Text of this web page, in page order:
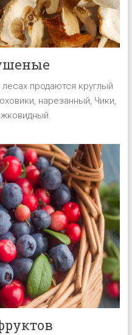
продаются круглый
нарезанный, Чики,